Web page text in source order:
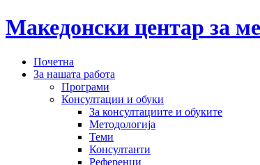
Македонски центар за
Почетна
За нашата работа
Програми
Консултации и обуки
За консултациите и обуките
Методологија
Теми
Консултанти
Референци